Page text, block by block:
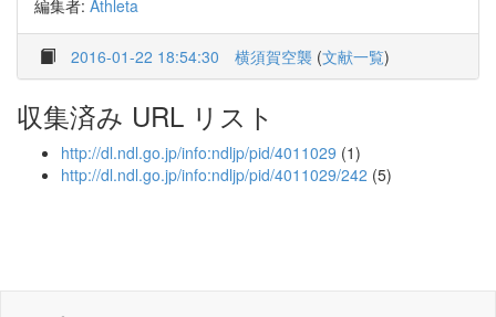
編集者: Athleta
2016-01-22 18:54:30 横須賀空襲 (文献一覧)
収集済み URL リスト
http://dl.ndl.go.jp/info:ndljp/pid/4011029 (1)
http://dl.ndl.go.jp/info:ndljp/pid/4011029/242 (5)